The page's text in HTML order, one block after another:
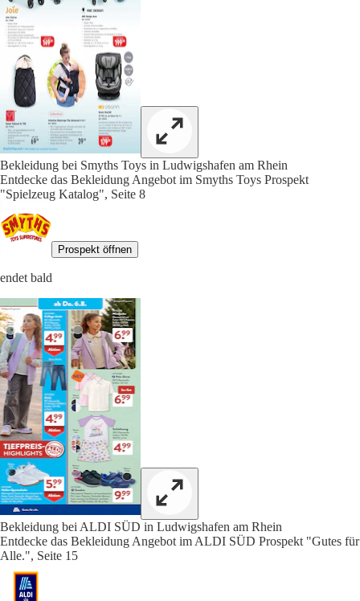
Bekleidung bei Smyths Toys in Ludwigshafen am Rhein
Entdecke das Bekleidung Angebot im Smyths Toys Prospekt
"Spielzeug Katalog", Seite 8
Prospekt öffnen
endet bald
Bekleidung bei ALDI SÜD in Ludwigshafen am Rhein
Entdecke das Bekleidung Angebot im ALDI SÜD Prospekt "Gutes für
Alle.", Seite 15